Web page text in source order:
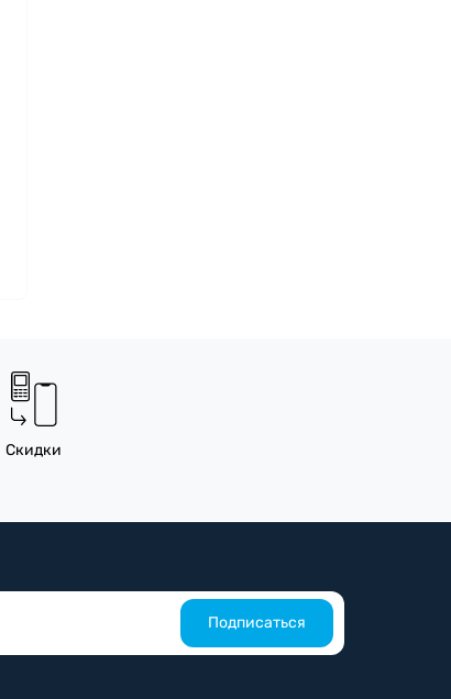
Скидки
Подписаться